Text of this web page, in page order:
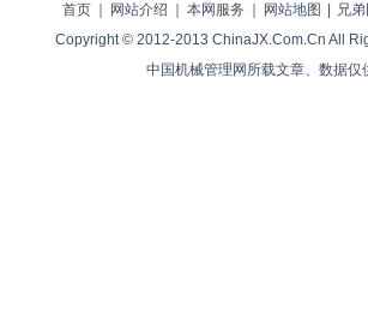
首页 网站介绍 本网服务 网站地图
兄
Copyright © 2012-2013 ChinaJX.Com.Cn All
中国机械管理网所载文章、数据